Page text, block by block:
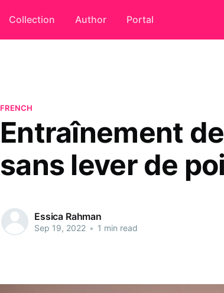
Collection Author Portal
FRENCH
Entraînement
sans lever de
Essica Rahman
Sep 19, 2022 • 1 min read